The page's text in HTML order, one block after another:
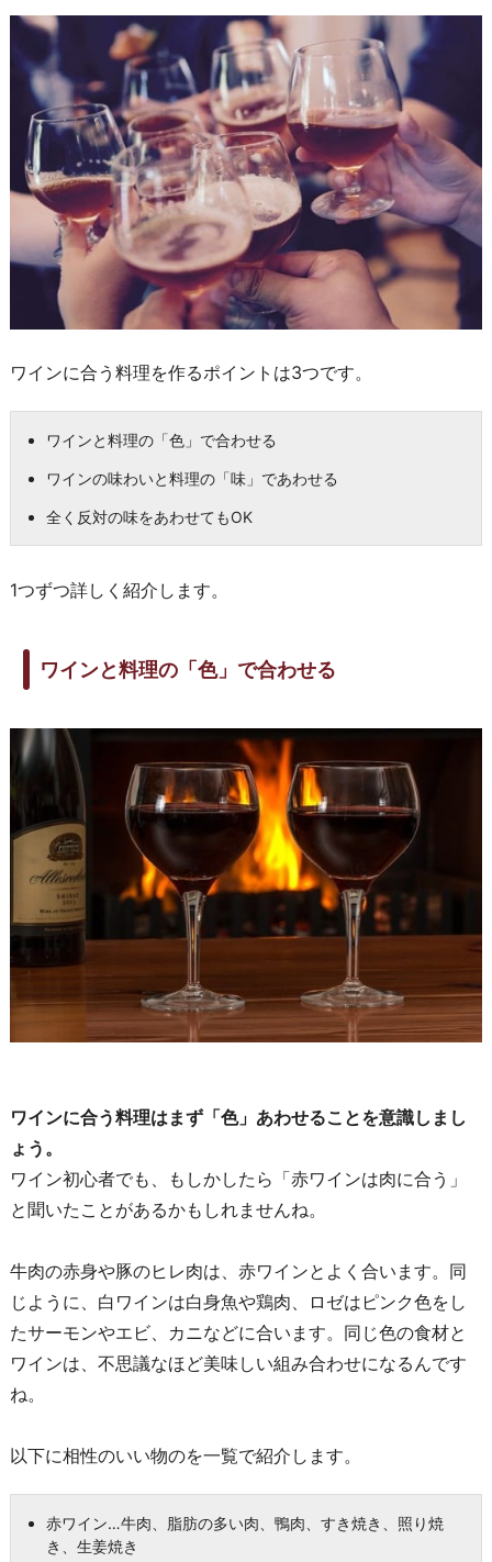
ワインに合う料理を作るポイントは3つです。
ワインと料理の「色」で合わせる
ワインの味わいと料理の「味」であわせる
全く反対の味をあわせてもOK
1つずつ詳しく紹介します。
ワインと料理の「色」で合わせる
ワインに合う料理はまず「色」あわせることを意識しまし
ょう。
ワイン初心者でも、もしかしたら「赤ワインは肉に合う」
と聞いたことがあるかもしれませんね。
牛肉の赤身や豚のヒレ肉は、赤ワインとよく合います。同
じように、白ワインは白身魚や鶏肉、ロゼはピンク色をし
たサーモンやエビ、カニなどに合います。同じ色の食材と
ワインは、不思議なほど美味しい組み合わせになるんです
ね。
以下に相性のいい物のを一覧で紹介します。
赤ワイン…牛肉、脂肪の多い肉、鴨肉、すき焼き、照り焼
き、生姜焼き